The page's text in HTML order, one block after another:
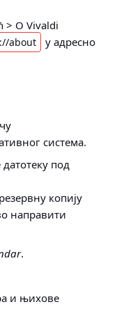
> О Vivaldi
about
у адресно
система.
под
копију
направити
.
и њихове